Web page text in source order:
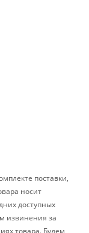
поставки,
носит
доступных
извинения за
товара. Будем